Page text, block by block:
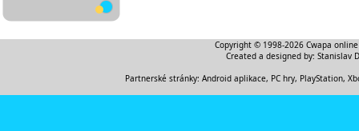
Copyright © 1998-2026 Cwapa
Created a designed by: Stanislav
Partnerské stránky: Android aplikace, PC hry, PlayStation,